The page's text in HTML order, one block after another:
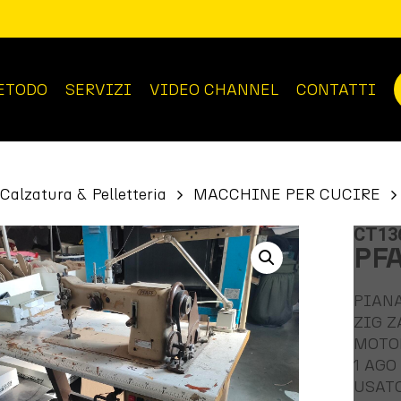
SERVIZI VIDEO CHANNEL CONTATTI
Calzatura & Pelletteria MACCHINE PER CUCIRE
ZIG
1 AGO